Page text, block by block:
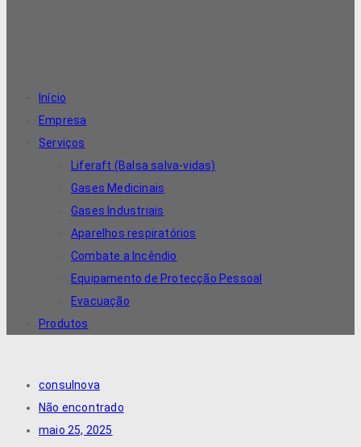
Início
Empresa
Serviços
Liferaft (Balsa salva-vidas)
Gases Medicinais
Gases Industriais
Aparelhos respiratórios
Combate a Incêndio
Equipamento de Protecção Pessoal
Evacuação
Produtos
consulnova
Não encontrado
maio 25, 2025